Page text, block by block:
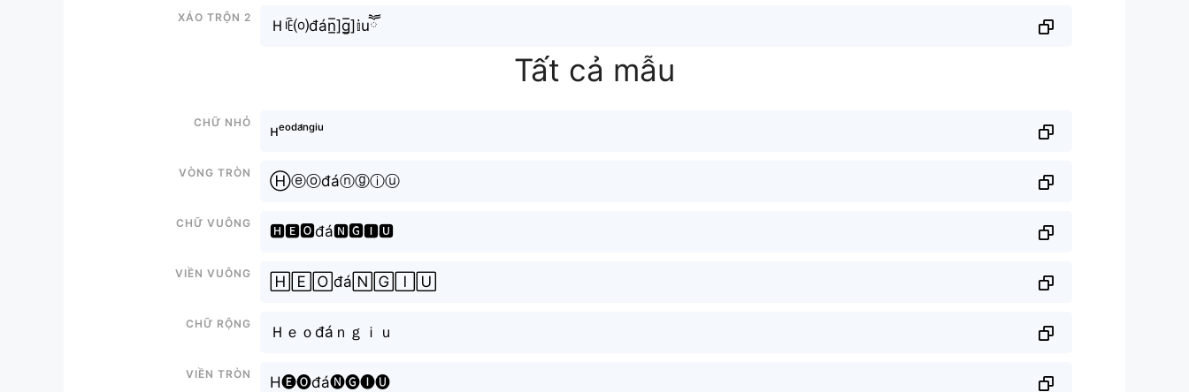
Xáo trộn 2
Ｈꍟ⒪đán̲̅]g̲̅]𝕚uཽ
Tất cả mẫu
Chữ nhỏ
ʜᵉᵒᵈᵃ́ⁿᵍⁱᵘ
Vòng tròn
Ⓗⓔⓞđáⓝⓖⓘⓤ
Chữ vuông
🅷🅴🅾đá🅽🅶🅸🆄
Viền vuông
🄷🄴🄾đá🄽🄶🄸🅄
Chữ rộng
Ｈｅｏđáｎｇｉｕ
Viền tròn
H🅔🅞đá🅝🅖🅘🅤